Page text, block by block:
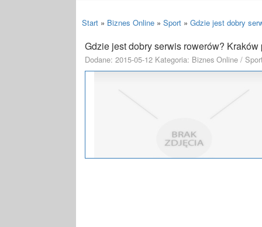
Start » Biznes Online » Sport » Gdzie jest dobry
Gdzie jest dobry serwis rowerów? Kraków
Dodane: 2015-05-12 Kategoria: Biznes Online /